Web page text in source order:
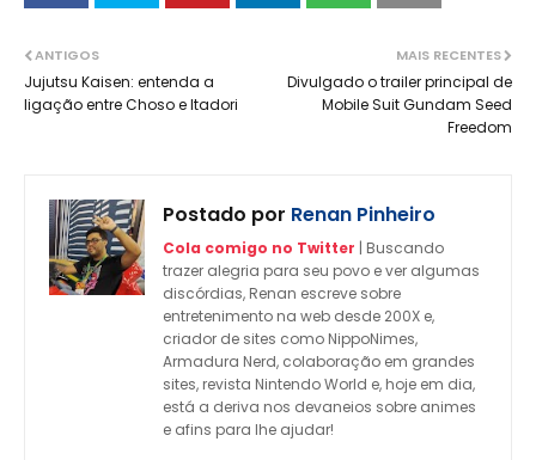
MAIS RECENTES
Divulgado o trailer principal de
Mobile Suit Gundam Seed
Freedom
ANTIGOS
Jujutsu Kaisen: entenda a
ligação entre Choso e Itadori
Postado por Renan Pinheiro
Cola comigo no Twitter | Buscando
trazer alegria para seu povo e ver algumas
discórdias, Renan escreve sobre
entretenimento na web desde 200X e,
criador de sites como NippoNimes,
Armadura Nerd, colaboração em grandes
sites, revista Nintendo World e, hoje em dia,
está a deriva nos devaneios sobre animes
e afins para lhe ajudar!